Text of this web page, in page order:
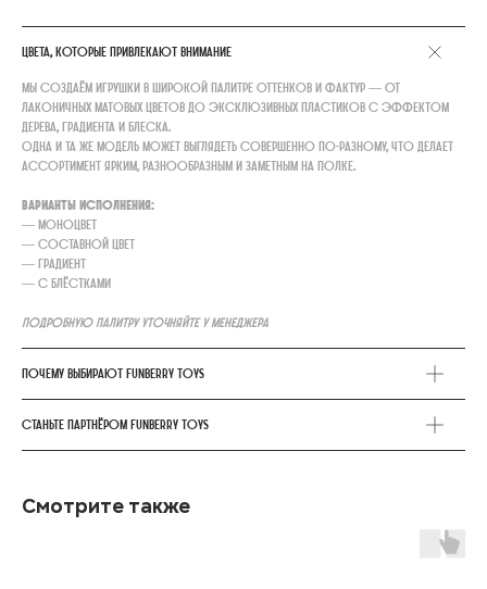
Цвета, которые привлекают внимание
Мы создаём игрушки в широкой палитре оттенков и фактур — от
лаконичных матовых цветов до эксклюзивных пластиков с эффектом
дерева, градиента и блеска.
Одна и та же модель может выглядеть совершенно по-разному, что делает
ассортимент ярким, разнообразным и заметным на полке.
Варианты исполнения:
— моноцвет
— составной цвет
— градиент
— с блёстками
Подробную палитру уточняйте у менеджера
Почему выбирают FunBerry Toys
Станьте партнёром FunBerry Toys
Смотрите также